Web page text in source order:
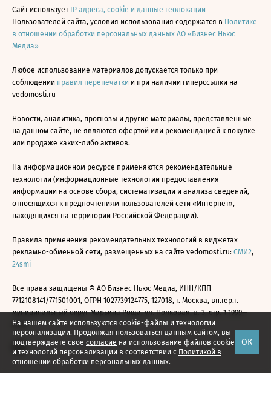
На нашем сайте используются cookie-файлы и технологии
персонализации. Продолжая пользоваться данным сайтом, вы
подтверждаете свое согласие на использование файлов cookie
и технологий персонализации в соответствии с Политикой в
отношении обработки персональных данных.
ОК
Сайт использует IP адреса, cookie и данные геолокации
Пользователей сайта, условия использования содержатся в Политике
в отношении обработки персональных данных АО «Бизнес Ньюс
Медиа»
Любое использование материалов допускается только при
соблюдении правил перепечатки и при наличии гиперссылки на
vedomosti.ru
Новости, аналитика, прогнозы и другие материалы, представленные
на данном сайте, не являются офертой или рекомендацией к покупке
или продаже каких-либо активов.
На информационном ресурсе применяются рекомендательные
технологии (информационные технологии предоставления
информации на основе сбора, систематизации и анализа сведений,
относящихся к предпочтениям пользователей сети «Интернет»,
находящихся на территории Российской Федерации).
Правила применения рекомендательных технологий в виджетах
рекламно-обменной сети, размещенных на сайте vedomosti.ru: СМИ2,
24smi
Все права защищены © АО Бизнес Ньюс Медиа, ИНН/КПП
7712108141/771501001, ОГРН 1027739124775, 127018, г. Москва, вн.тер.г.
муниципальный округ Марьина Роща, ул. Полковая, д. 3, стр. 1 1999—
2026